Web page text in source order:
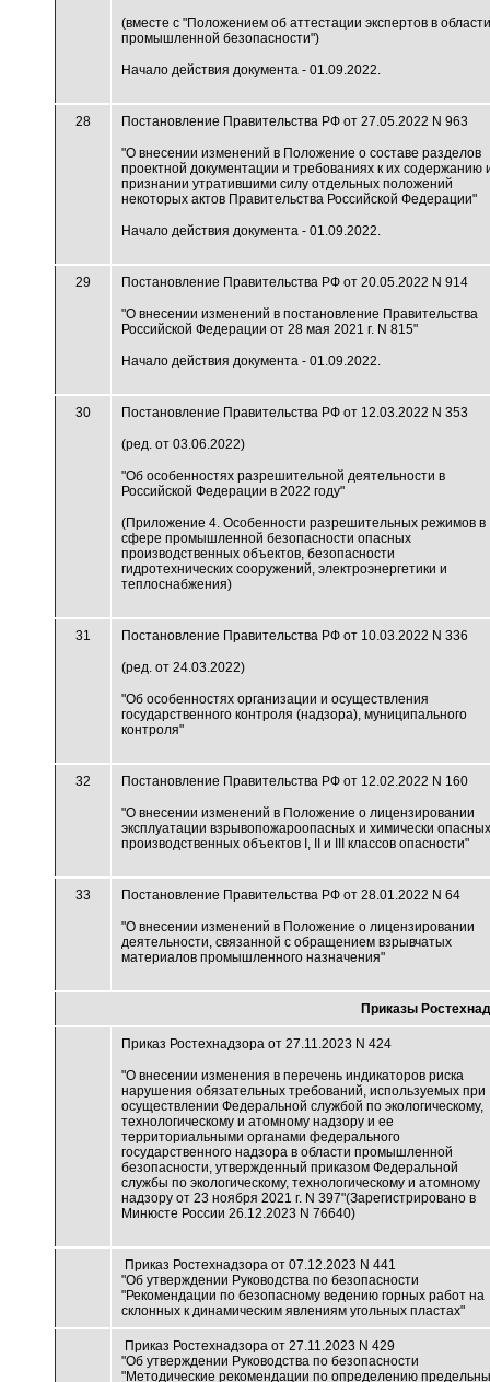
(вместе с "Положением об аттестации экспертов в области
промышленной безопасности")
Начало действия документа - 01.09.2022.
28 Постановление Правительства РФ от 27.05.2022 N 963
"О внесении изменений в Положение о составе разделов
проектной документации и требованиях к их содержанию
признании утратившими силу отдельных положений
некоторых актов Правительства Российской Федерации"
Начало действия документа - 01.09.2022.
29 Постановление Правительства РФ от 20.05.2022 N 914
"О внесении изменений в постановление Правительства
Российской Федерации от 28 мая 2021 г. N 815"
Начало действия документа - 01.09.2022.
30 Постановление Правительства РФ от 12.03.2022 N 353
(ред. от 03.06.2022)
"Об особенностях разрешительной деятельности в
Российской Федерации в 2022 году"
(Приложение 4. Особенности разрешительных режимов в
сфере промышленной безопасности опасных
производственных объектов, безопасности
гидротехнических сооружений, электроэнергетики и
теплоснабжения)
31 Постановление Правительства РФ от 10.03.2022 N 336
(ред. от 24.03.2022)
"Об особенностях организации и осуществления
государственного контроля (надзора), муниципального
контроля"
32 Постановление Правительства РФ от 12.02.2022 N 160
"О внесении изменений в Положение о лицензировании
эксплуатации взрывопожароопасных и химически опасных
производственных объектов I, II и III классов опасности"
33 Постановление Правительства РФ от 28.01.2022 N 64
"О внесении изменений в Положение о лицензировании
деятельности, связанной с обращением взрывчатых
материалов промышленного назначения"
Приказы
Приказ Ростехнадзора от 27.11.2023 N 424
"О внесении изменения в перечень индикаторов риска
нарушения обязательных требований, используемых при
осуществлении Федеральной службой по экологическому,
технологическому и атомному надзору и ее
территориальными органами федерального
государственного надзора в области промышленной
безопасности, утвержденный приказом Федеральной
службы по экологическому, технологическому и атомному
надзору от 23 ноября 2021 г. N 397"(Зарегистрировано в
Минюсте России 26.12.2023 N 76640)
Приказ Ростехнадзора от 07.12.2023 N 441
"Об утверждении Руководства по безопасности
"Рекомендации по безопасному ведению горных работ на
склонных к динамическим явлениям угольных пластах"
Приказ Ростехнадзора от 27.11.2023 N 429
"Об утверждении Руководства по безопасности
"Методические рекомендации по определению